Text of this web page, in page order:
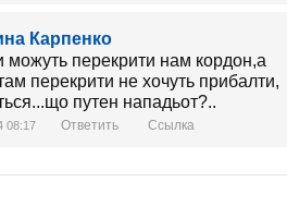
Карпенко
можуть перекрити нам кордон,а
перекрити не хочуть прибалти,
путен нападьот?..
08:17 Ответить Ссылка